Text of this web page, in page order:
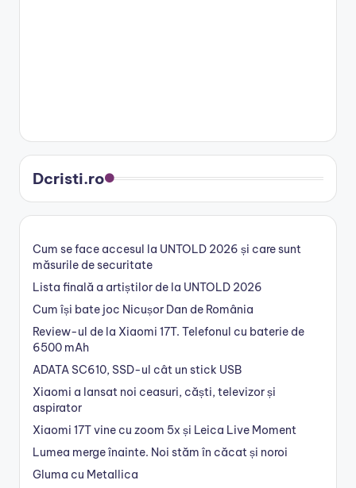
Dcristi.ro
Cum se face accesul la UNTOLD 2026 și care sunt
măsurile de securitate
Lista finală a artiștilor de la UNTOLD 2026
Cum își bate joc Nicușor Dan de România
Review-ul de la Xiaomi 17T. Telefonul cu baterie de
6500 mAh
ADATA SC610, SSD-ul cât un stick USB
Xiaomi a lansat noi ceasuri, căști, televizor și
aspirator
Xiaomi 17T vine cu zoom 5x și Leica Live Moment
Lumea merge înainte. Noi stăm în căcat și noroi
Gluma cu Metallica